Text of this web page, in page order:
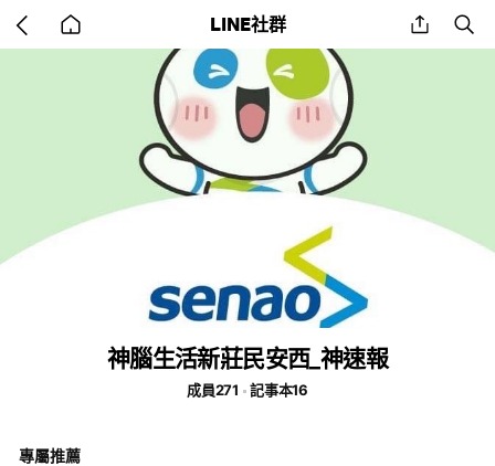
back
to
LINE社群 share
神腦生活新莊民安西_神速報
成員271 記事本16
專屬推薦